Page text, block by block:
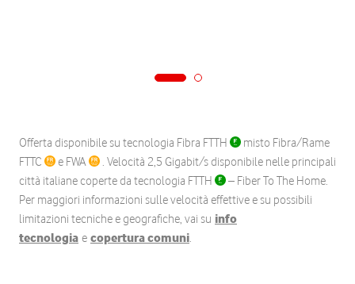
Offerta disponibile su tecnologia Fibra FTTH
misto Fibra/Rame
FTTC
e FWA
. Velocità 2,5 Gigabit/s disponibile nelle principali
città italiane coperte da tecnologia FTTH
– Fiber To The Home.
Per maggiori informazioni sulle velocità effettive e su possibili
limitazioni tecniche e geografiche, vai su info
tecnologia e copertura comuni.